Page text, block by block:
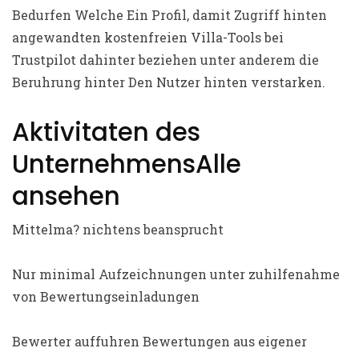
Bedurfen Welche Ein Profil, damit Zugriff hinten
angewandten kostenfreien Villa-Tools bei
Trustpilot dahinter beziehen unter anderem die
Beruhrung hinter Den Nutzer hinten verstarken.
Aktivitaten des
UnternehmensAlle
ansehen
Mittelma? nichtens beansprucht
Nur minimal Aufzeichnungen unter zuhilfenahme
von Bewertungseinladungen
Bewerter auffuhren Bewertungen aus eigener